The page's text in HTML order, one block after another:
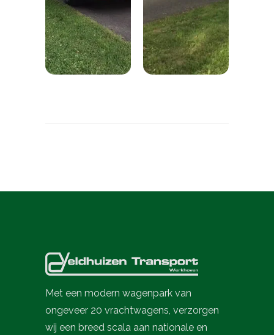
Met een modern wagenpark van
ongeveer 20 vrachtwagens, verzorgen
wij een breed scala aan nationale en